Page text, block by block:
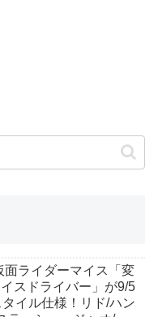
面ライダーマイス「変
スドライバー」が9/5
イル仕様！リド/ハン